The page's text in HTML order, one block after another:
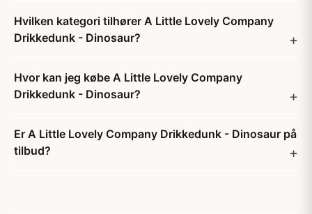
Hvilken kategori tilhører A Little Lovely Company
Drikkedunk - Dinosaur?
Hvor kan jeg købe A Little Lovely Company
Drikkedunk - Dinosaur?
Er A Little Lovely Company Drikkedunk - Dinosaur på
tilbud?